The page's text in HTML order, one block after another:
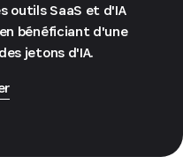
outils SaaS et d'IA
bénéficiant d'une
jetons d'IA.